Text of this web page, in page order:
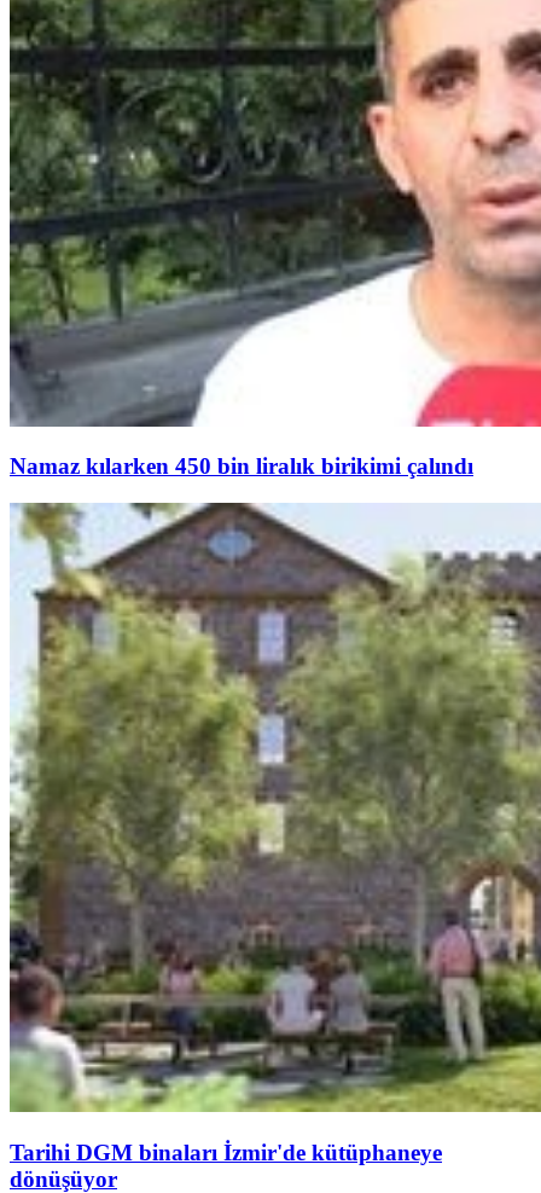
Namaz kılarken 450 bin liralık birikimi çalındı
Tarihi DGM binaları İzmir'de kütüphaneye
dönüşüyor